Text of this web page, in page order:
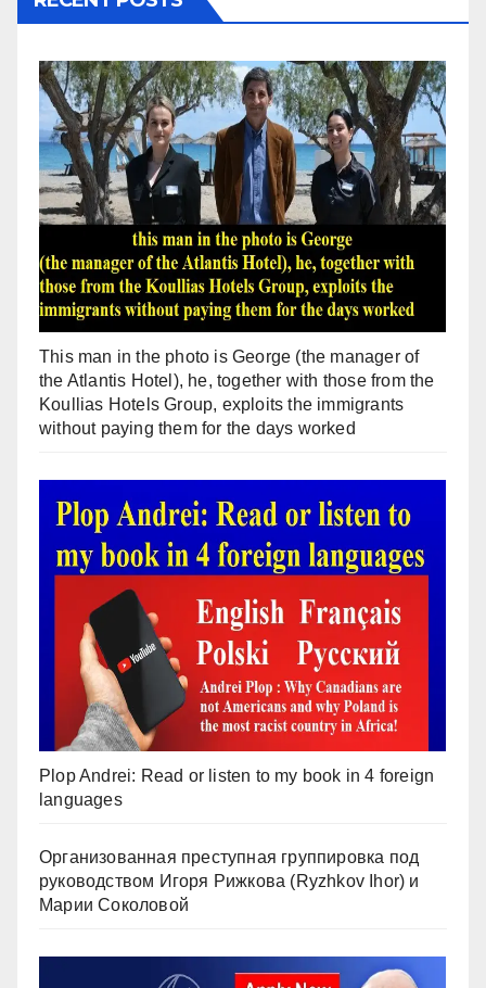
This man in the photo is George (the manager of
the Atlantis Hotel), he, together with those from the
Koullias Hotels Group, exploits the immigrants
without paying them for the days worked
Plop Andrei: Read or listen to my book in 4 foreign
languages
Организованная преступная группировка под
руководством Игоря Рижкова (Ryzhkov Ihor) и
Марии Соколовой